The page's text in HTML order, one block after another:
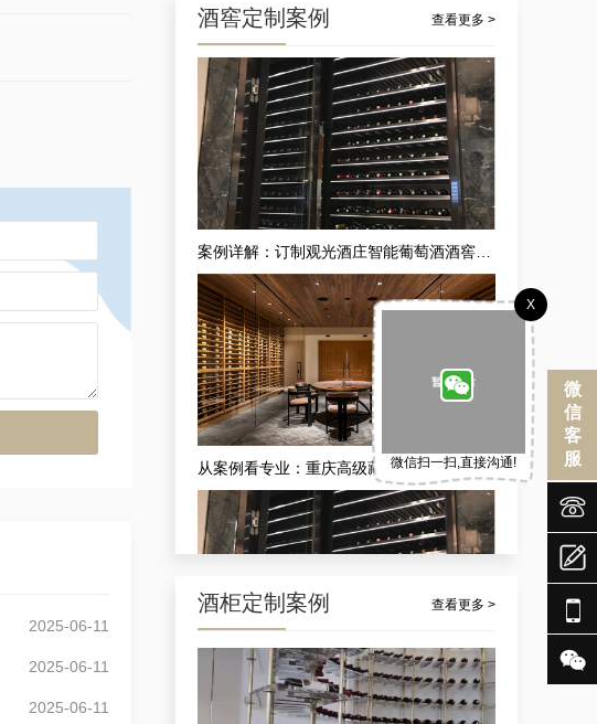
2025-06-11
2025-06-11
2025-06-11
酒窖定制案例 查看更多 >
从案例看专业：重庆高级藏酒窖红酒酒庄供应商的现代酒庄法式恒湿藏酒窖定做之道
成功案例分享：订制社交会所防潮酒窖，武隆酒窖订制会所供应商独家揭秘
酒柜定制案例 查看更多 >
微
信
客
服
X
微信扫一扫,直接沟通!




